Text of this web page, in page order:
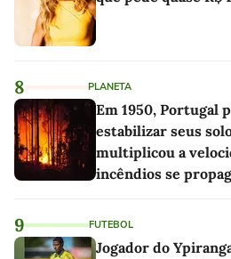
8 PLANETA
Em 1950, Portugal
estabilizar seus
multiplicou a
incêndios se
9 FUTEBOL
Jogador do